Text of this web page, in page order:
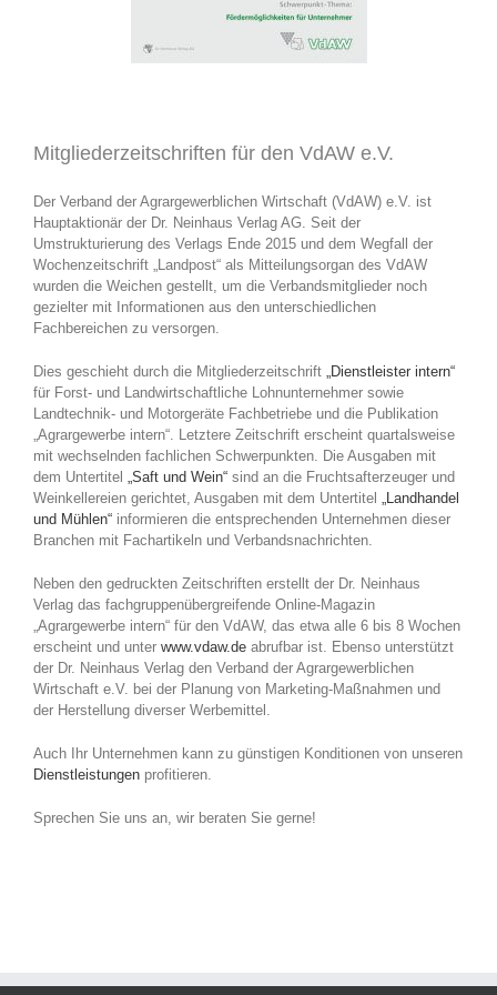
Mitgliederzeitschriften für den VdAW e.V.
Der Verband der Agrargewerblichen Wirtschaft (VdAW) e.V. ist
Hauptaktionär der Dr. Neinhaus Verlag AG. Seit der
Umstrukturierung des Verlags Ende 2015 und dem Wegfall der
Wochenzeitschrift „Landpost“ als Mitteilungsorgan des VdAW
wurden die Weichen gestellt, um die Verbandsmitglieder noch
gezielter mit Informationen aus den unterschiedlichen
Fachbereichen zu versorgen.
Dies geschieht durch die Mitgliederzeitschrift
„Dienstleister intern“
für Forst- und Landwirtschaftliche Lohnunternehmer sowie
Landtechnik- und Motorgeräte Fachbetriebe und die Publikation
„Agrargewerbe intern“. Letztere Zeitschrift erscheint quartalsweise
mit wechselnden fachlichen Schwerpunkten. Die Ausgaben mit
dem Untertitel
„Saft und Wein“ sind an die Fruchtsafterzeuger und
Weinkellereien gerichtet, Ausgaben mit dem Untertitel
„Landhandel
und Mühlen“ informieren die entsprechenden Unternehmen dieser
Branchen mit Fachartikeln und Verbandsnachrichten.
Neben den gedruckten Zeitschriften erstellt der Dr. Neinhaus
Verlag das fachgruppenübergreifende Online-Magazin
„Agrargewerbe intern“ für den VdAW, das etwa alle 6 bis 8 Wochen
erscheint und unter www.vdaw.de abrufbar ist. Ebenso unterstützt
der Dr. Neinhaus Verlag den Verband der Agrargewerblichen
Wirtschaft e.V. bei der Planung von Marketing-Maßnahmen und
der Herstellung diverser Werbemittel.
Auch Ihr Unternehmen kann zu günstigen Konditionen von unseren
Dienstleistungen profitieren.
Sprechen Sie uns an, wir beraten Sie gerne!